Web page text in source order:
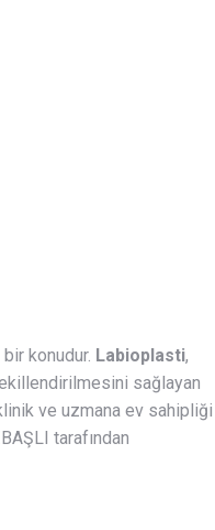
konudur. Labioplasti,
sağlayan
ve uzmana ev sahipliği
tarafından